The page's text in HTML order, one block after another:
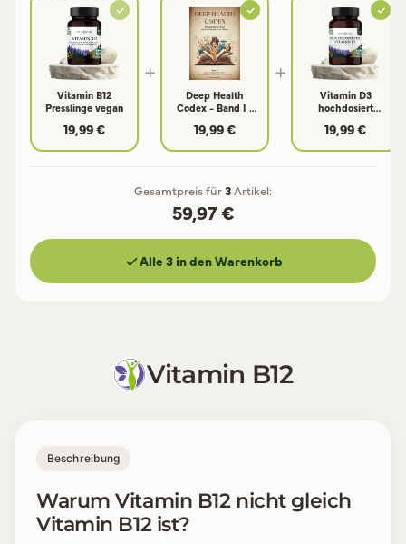
Vitamin B12
Presslinge vegan
19,99 €
+
Deep Health
Codex - Band I -
Lebensbausteine
19,99 €
+
Vitamin D3
hochdosiert
Co-Faktoren
19,99 €
Gesamtpreis für3Artikel:
59,97 €
Alle 3 in den Warenkorb
Vitamin B12
Beschreibung
Warum Vitamin B12 nicht gleich
Vitamin B12 ist?